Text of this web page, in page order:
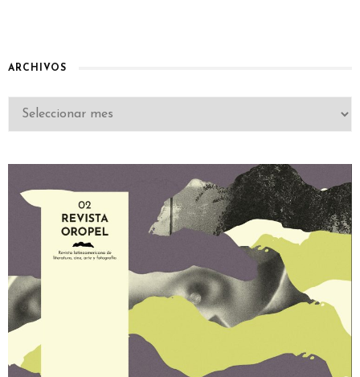
ARCHIVOS